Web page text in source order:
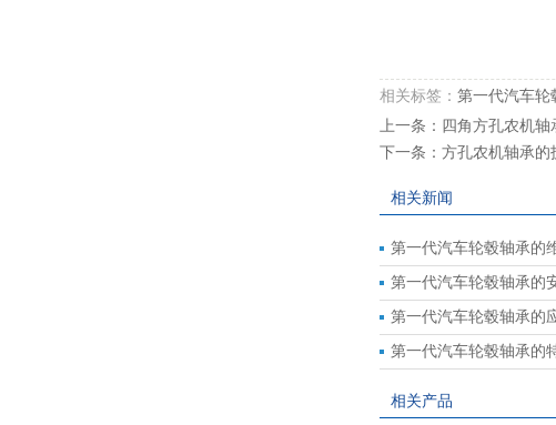
相关标签： 第一代汽车轮
上一条： 四角方孔农机
下一条： 方孔农机轴承的
相关新闻
第一代汽车轮毂轴承的
第一代汽车轮毂轴承的
第一代汽车轮毂轴承的
第一代汽车轮毂轴承的
相关产品